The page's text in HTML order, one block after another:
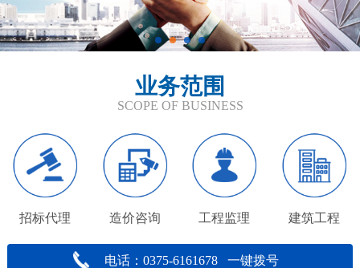
业务范围
SCOPE OF BUSINESS
招标代理 造价咨询 工程监理 建筑工程
电话：0375-6161678 一键拨号